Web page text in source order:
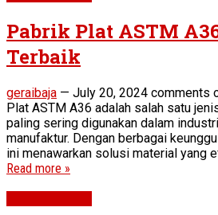
Pabrik Plat ASTM
Terbaik
geraibaja — July 20, 2024 comments
Plat ASTM A36 adalah salah satu
paling sering digunakan dalam
manufaktur. Dengan berbagai
ini menawarkan solusi material yang
Read more »